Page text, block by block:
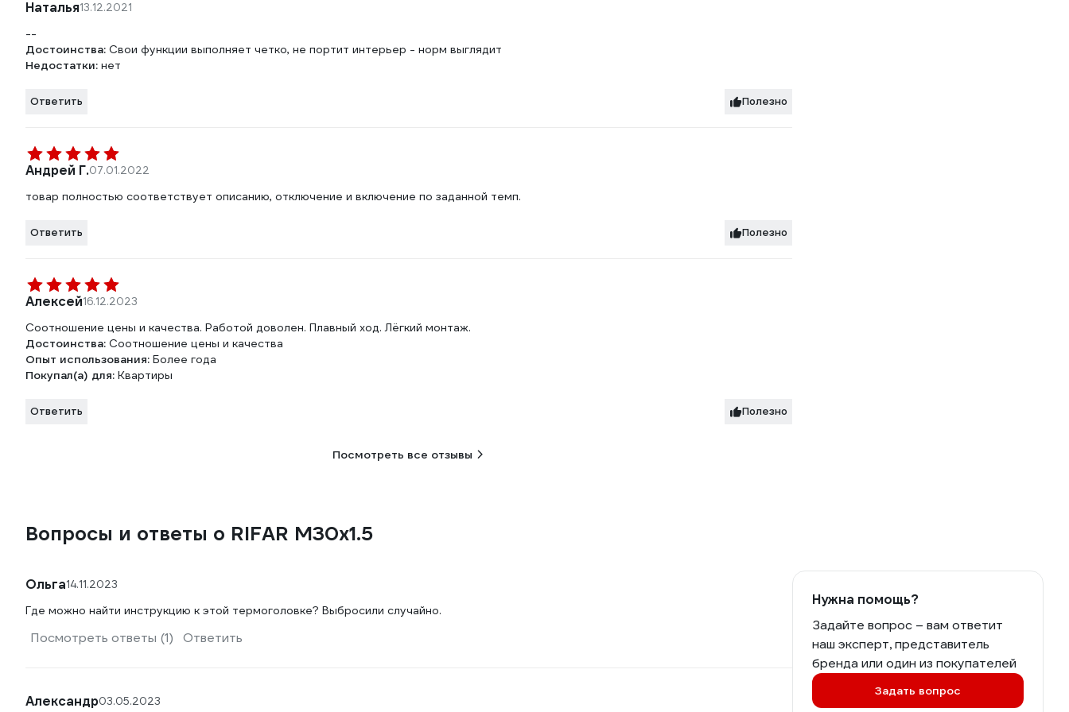
Наталья13.12.2021
--
Достоинства: Свои функции выполняет четко, не портит интерьер - норм выглядит
Недостатки: нет
Ответить Полезно
Андрей Г.07.01.2022
товар полностью соответствует описанию, отключение и включение по заданной темп.
Ответить Полезно
Алексей16.12.2023
Соотношение цены и качества. Работой доволен. Плавный ход. Лёгкий монтаж.
Достоинства: Соотношение цены и качества
Опыт использования: Более года
Покупал(а) для: Квартиры
Ответить Полезно
Посмотреть все отзывы
Вопросы и ответы о RIFAR М30х1.5
Нужна помощь?
Задайте вопрос – вам ответит
наш эксперт, представитель
бренда или один из покупателей
Задать вопрос
Ольга14.11.2023
Где можно найти инструкцию к этой термоголовке? Выбросили случайно.
Посмотреть ответы (1) Ответить
Александр03.05.2023